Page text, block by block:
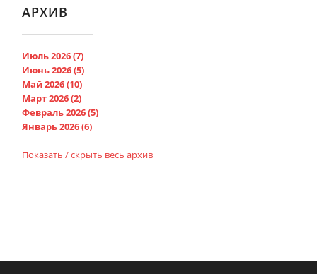
АРХИВ
Июль 2026 (7)
Июнь 2026 (5)
Май 2026 (10)
Март 2026 (2)
Февраль 2026 (5)
Январь 2026 (6)
Показать / скрыть весь архив